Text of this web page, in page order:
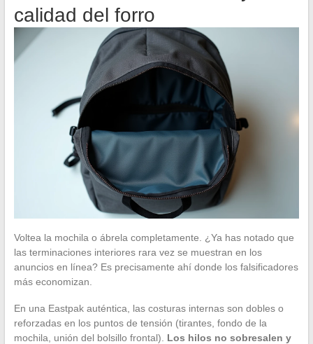
calidad del forro
Voltea la mochila o ábrela completamente. ¿Ya has notado que
las terminaciones interiores rara vez se muestran en los
anuncios en línea? Es precisamente ahí donde los falsificadores
más economizan.
En una Eastpak auténtica, las costuras internas son dobles o
reforzadas en los puntos de tensión (tirantes, fondo de la
mochila, unión del bolsillo frontal). Los hilos no sobresalen y